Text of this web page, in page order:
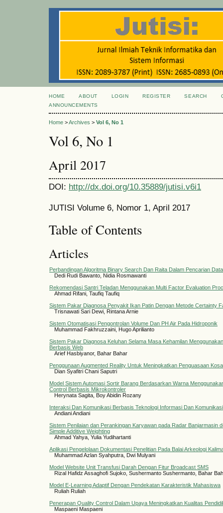
HOME ABOUT LOGIN REGISTER SEARCH
ANNOUNCEMENTS
Home >Archives > Vol 6, No 1
Vol 6, No 1
April 2017
DOI: http://dx.doi.org/10.35889/jutisi.v6i1
JUTISI Volume 6, Nomor 1, April 2017
Table of Contents
Articles
Perbandingan Algoritma Binary Search Dan Raita Dalam Pencarian Data
Dedi Rudi Bawanto, Nidia Rosmawanti
Rekomendasi Santri Teladan Menggunakan Multi Factor Evaluation
Ahmad Rifani, Taufiq Taufiq
Sistem Pakar Diagnosa Penyakit Ikan Patin Dengan Metode Certainty
Trisnawati Sari Dewi, Rintana Arnie
Sistem Otomatisasi Pengontrolan Volume Dan PH Air Pada Hidroponik
Muhammad Fakhruzzaini, Hugo Aprilianto
Sistem Pakar Diagnosa Keluhan Selama Masa Kehamilan
Berbasis Web
Arief Hasbiyanor, Bahar Bahar
Penggunaan Augmented Reality Untuk Meningkatkan Penguasaan
Dian Syafitri Chani Saputri
Model Sistem Automasi Sortir Barang Berdasarkan Warna
Control Berbasis Mikrokontroler
Herynata Sagita, Boy Abidin Rozany
Interaksi Dan Komunikasi Berbasis Teknologi Informasi Dan
Andiani Andiani
Sistem Penilaian dan Perankingan Karyawan pada Radar Banjarmasin
Simple Additive Weighting
Ahmad Yahya, Yulia Yudihartanti
Aplikasi Pengelolaan Dokumentasi Penelitian Pada Balai Arkeologi
Muhammad Azlan Syahputra, Dwi Mulyani
Model Website Unit Transfusi Darah Dengan Fitur Broadcast SMS
Rizal Hafidz Assaghofi Sujoko, Sushermanto Sushermanto, Bahar
Model E-Learning Adaptif Dengan Pendekatan Karakteristik Mahasiswa
Ruliah Ruliah
Penerapan Quality Control Dalam Upaya Meningkatkan Kualitas
Maspaeni Maspaeni